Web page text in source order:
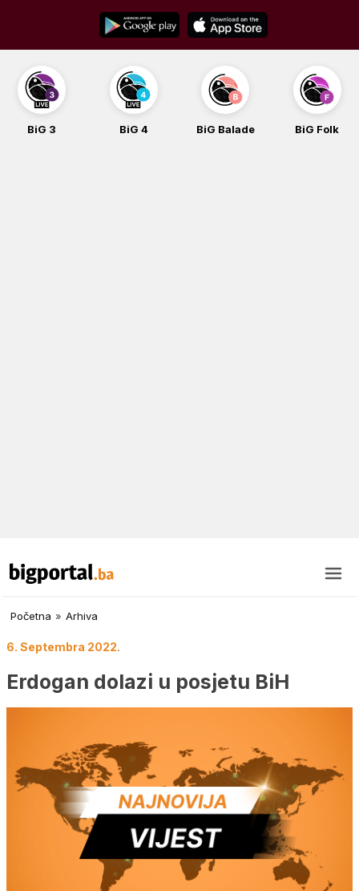
content
BiG 3 BiG 4 BiG Balade BiG Folk
Početna » Arhiva
6. Septembra 2022.
Erdogan dolazi u posjetu BiH